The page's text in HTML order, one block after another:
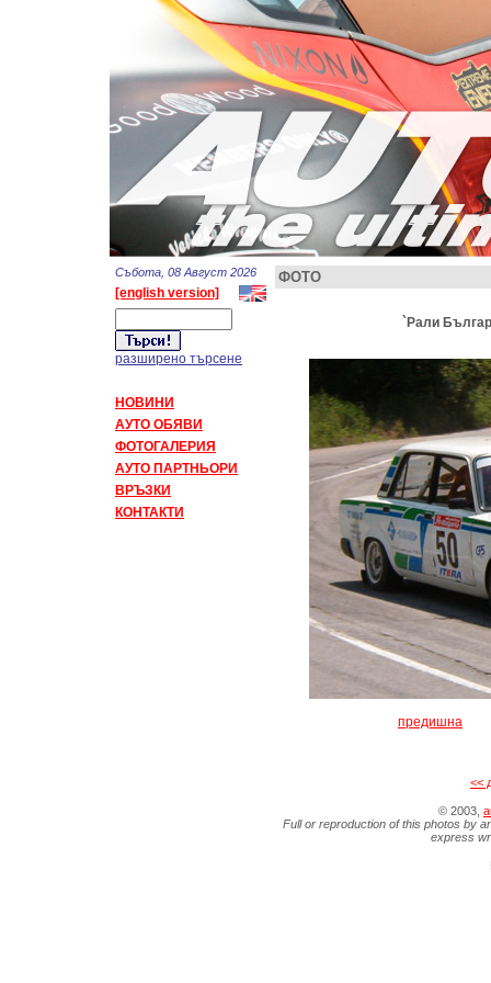
Събота, 08 Август 2026
[english version]
разширено търсене
НОВИНИ
АУТО ОБЯВИ
ФОТОГАЛЕРИЯ
АУТО ПАРТНЬОРИ
ВРЪЗКИ
КОНТАКТИ
ФОТО
`Рали
предишна
<<
© 2003,
Full or reproduction of this photos by
express